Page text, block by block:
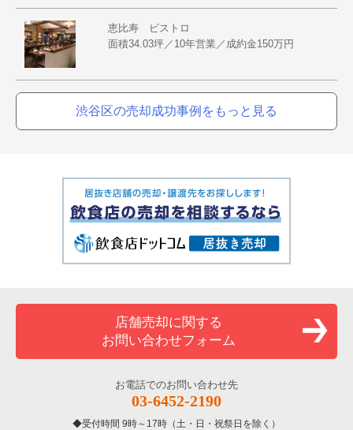
恵比寿 ビストロ
面積34.03坪／10年営業／成約金150万円
渋谷区の売却成功事例をもっと見る
店舗売却に関する
お問い合わせフォーム
お電話でのお問い合わせ先
03-6452-2190
受付時間 9時～17時（土・日・祝祭日を除く）